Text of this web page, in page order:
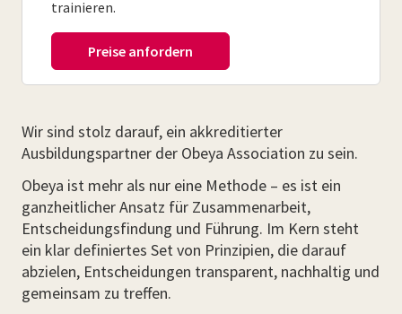
trainieren.
Wir sind stolz darauf, ein akkreditierter
Ausbildungspartner der Obeya Association zu sein.
Obeya ist mehr als nur eine Methode – es ist ein
ganzheitlicher Ansatz für Zusammenarbeit,
Entscheidungsfindung und Führung. Im Kern steht
ein klar definiertes Set von Prinzipien, die darauf
abzielen, Entscheidungen transparent, nachhaltig und
gemeinsam zu treffen.